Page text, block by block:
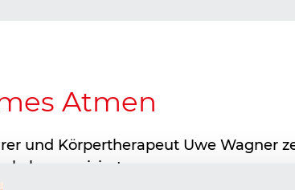
Atmen
und Körpertherapeut Uwe Wagner
harmonisiert.